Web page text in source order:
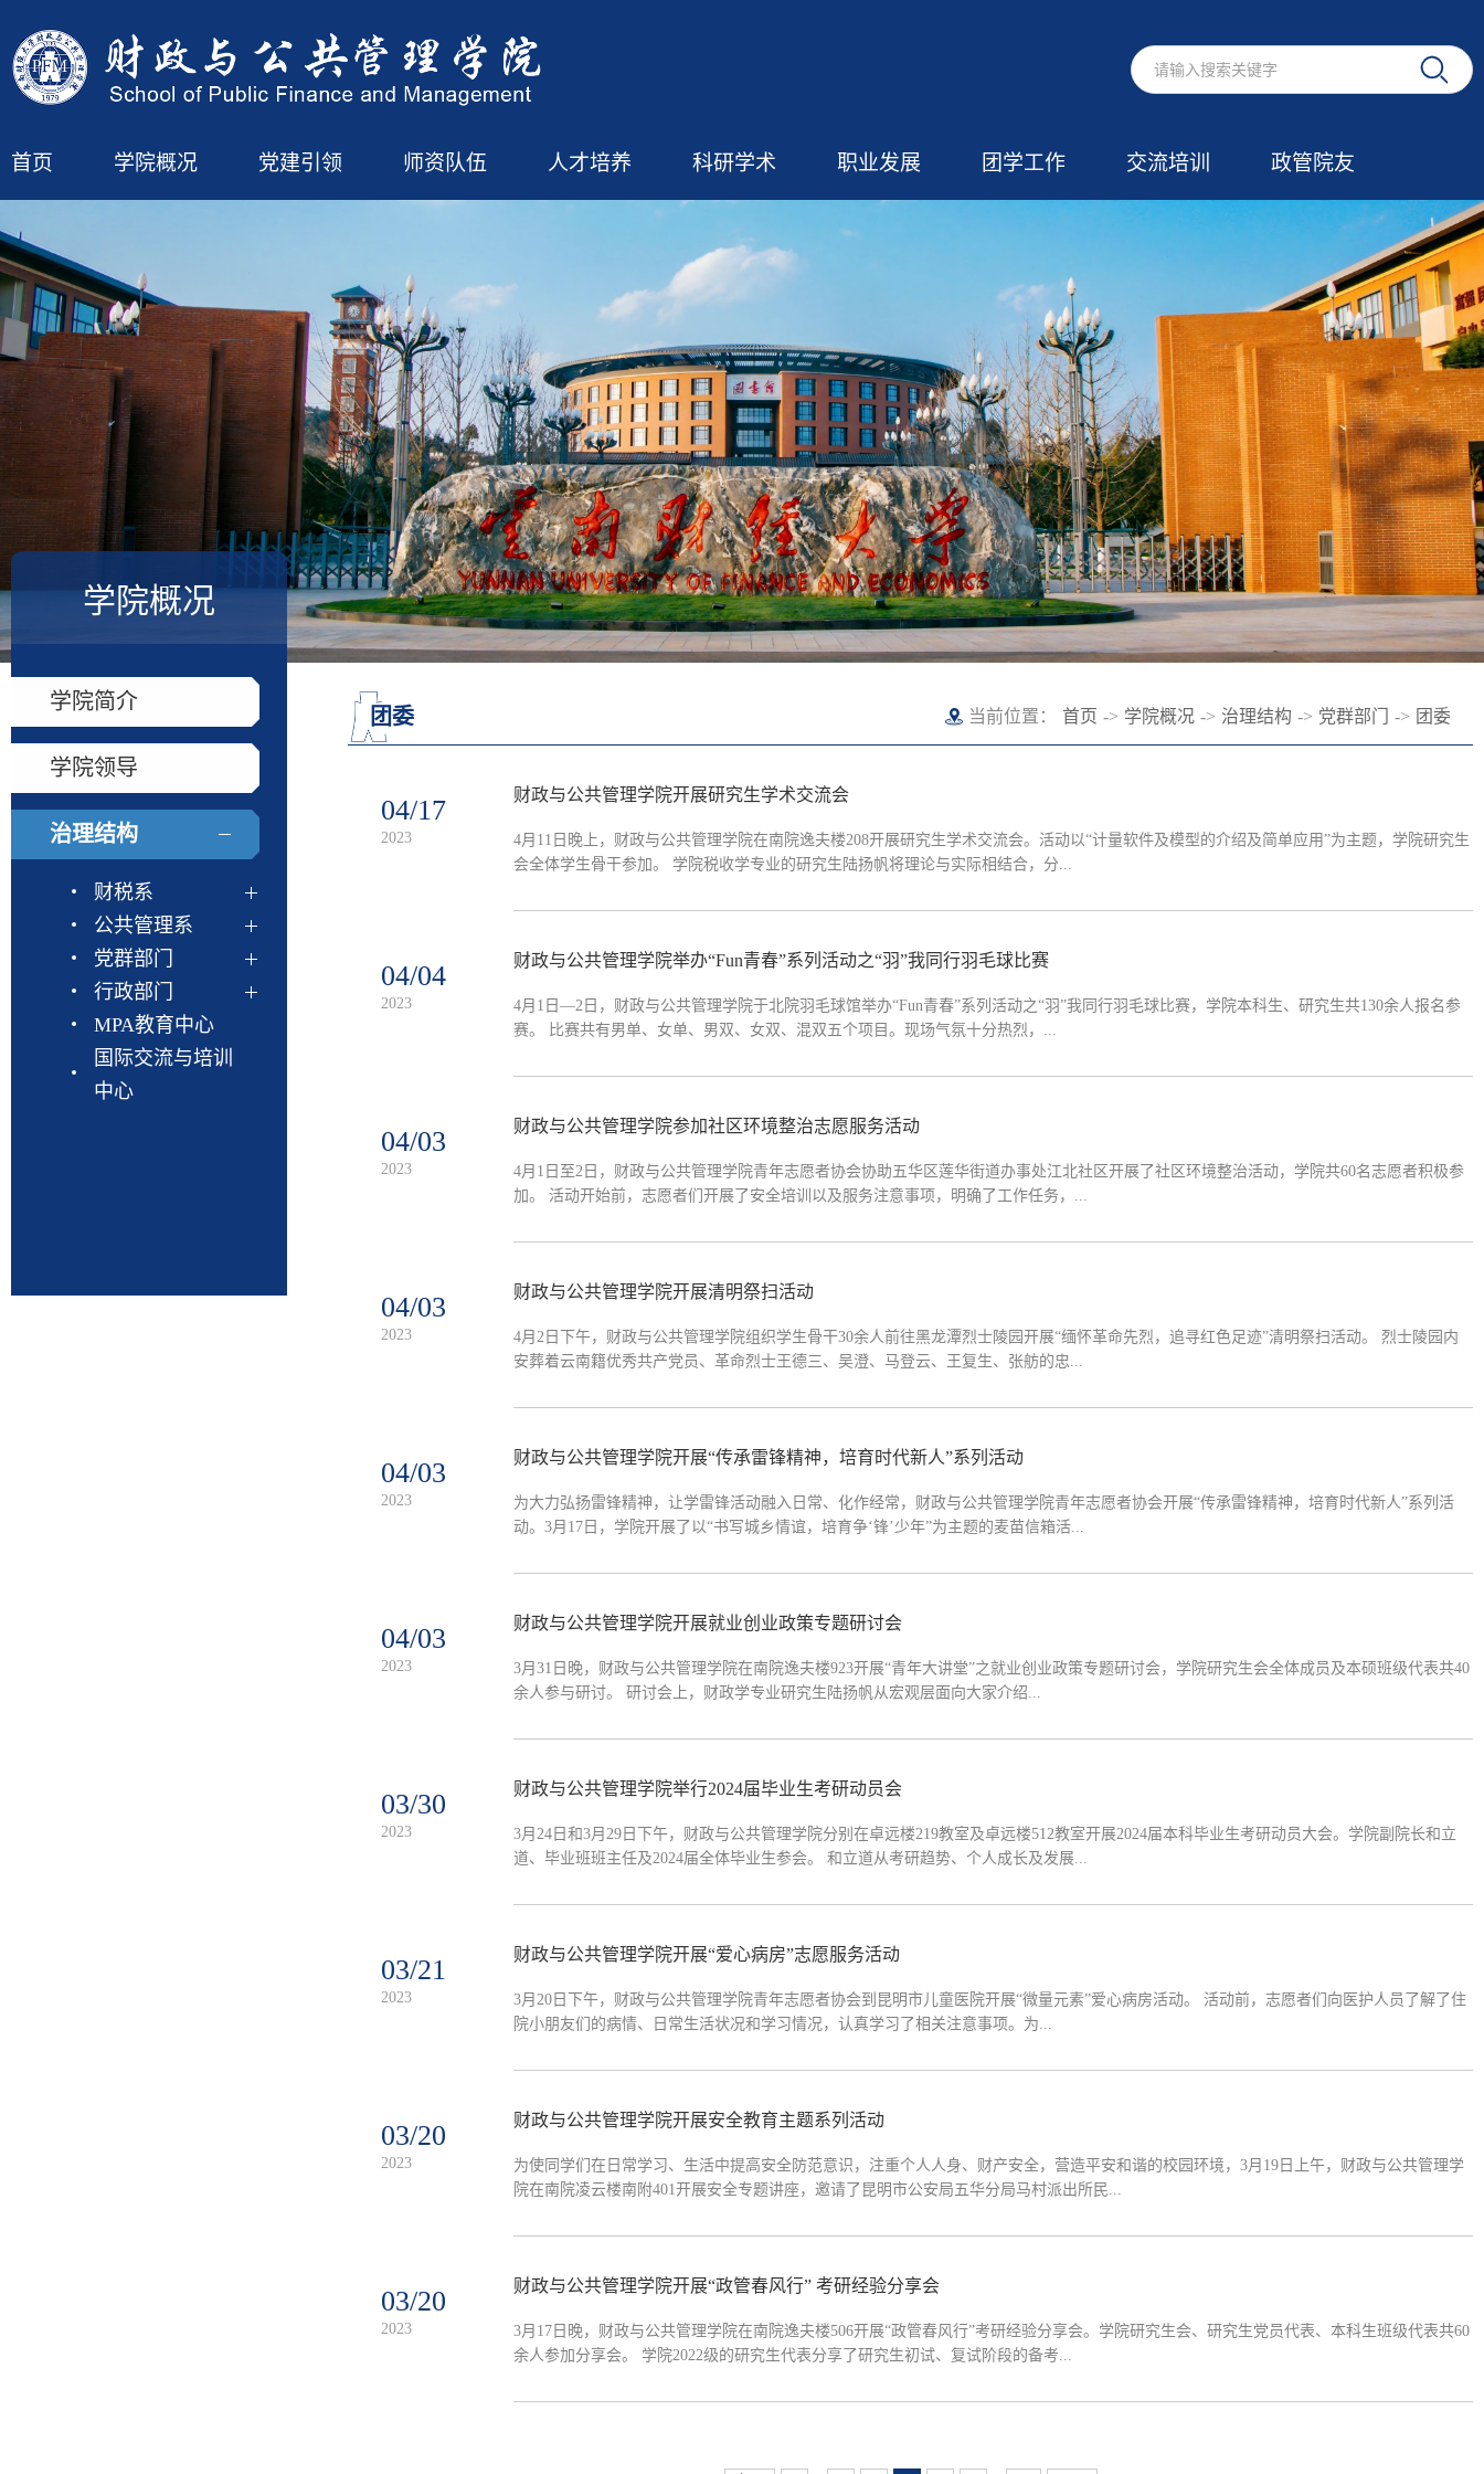
首页 学院概况 党建引领 师资队伍 人才培养 科研学术 职业发展 团学工作 交流培训 政管院友
学院概况
学院简介
学院领导
治理结构
财税系
公共管理系
党群部门
行政部门
MPA教育中心
国际交流与培训
中心
团委 当前位置： 首页 -> 学院概况 -> 治理结构 -> 党群部门 -> 团委
04/17
2023
财政与公共管理学院开展研究生学术交流会
4月11日晚上，财政与公共管理学院在南院逸夫楼208开展研究生学术交流会。活动以“计量软件及模型的介绍及简单应用”为主题，学院研究生
会全体学生骨干参加。 学院税收学专业的研究生陆扬帆将理论与实际相结合，分...
04/04
2023
财政与公共管理学院举办“Fun青春”系列活动之“羽”我同行羽毛球比赛
4月1日—2日，财政与公共管理学院于北院羽毛球馆举办“Fun青春”系列活动之“羽”我同行羽毛球比赛，学院本科生、研究生共130余人报名参
赛。 比赛共有男单、女单、男双、女双、混双五个项目。现场气氛十分热烈，...
04/03
2023
财政与公共管理学院参加社区环境整治志愿服务活动
4月1日至2日，财政与公共管理学院青年志愿者协会协助五华区莲华街道办事处江北社区开展了社区环境整治活动，学院共60名志愿者积极参
加。 活动开始前，志愿者们开展了安全培训以及服务注意事项，明确了工作任务，...
04/03
2023
财政与公共管理学院开展清明祭扫活动
4月2日下午，财政与公共管理学院组织学生骨干30余人前往黑龙潭烈士陵园开展“缅怀革命先烈，追寻红色足迹”清明祭扫活动。 烈士陵园内
安葬着云南籍优秀共产党员、革命烈士王德三、吴澄、马登云、王复生、张舫的忠...
04/03
2023
财政与公共管理学院开展“传承雷锋精神，培育时代新人”系列活动
为大力弘扬雷锋精神，让学雷锋活动融入日常、化作经常，财政与公共管理学院青年志愿者协会开展“传承雷锋精神，培育时代新人”系列活
动。3月17日，学院开展了以“书写城乡情谊，培育争‘锋’少年”为主题的麦苗信箱活...
04/03
2023
财政与公共管理学院开展就业创业政策专题研讨会
3月31日晚，财政与公共管理学院在南院逸夫楼923开展“青年大讲堂”之就业创业政策专题研讨会，学院研究生会全体成员及本硕班级代表共40
余人参与研讨。 研讨会上，财政学专业研究生陆扬帆从宏观层面向大家介绍...
03/30
2023
财政与公共管理学院举行2024届毕业生考研动员会
3月24日和3月29日下午，财政与公共管理学院分别在卓远楼219教室及卓远楼512教室开展2024届本科毕业生考研动员大会。学院副院长和立
道、毕业班班主任及2024届全体毕业生参会。 和立道从考研趋势、个人成长及发展...
03/21
2023
财政与公共管理学院开展“爱心病房”志愿服务活动
3月20日下午，财政与公共管理学院青年志愿者协会到昆明市儿童医院开展“微量元素”爱心病房活动。 活动前，志愿者们向医护人员了解了住
院小朋友们的病情、日常生活状况和学习情况，认真学习了相关注意事项。为...
03/20
2023
财政与公共管理学院开展安全教育主题系列活动
为使同学们在日常学习、生活中提高安全防范意识，注重个人人身、财产安全，营造平安和谐的校园环境，3月19日上午，财政与公共管理学
院在南院凌云楼南附401开展安全专题讲座，邀请了昆明市公安局五华分局马村派出所民...
03/20
2023
财政与公共管理学院开展“政管春风行” 考研经验分享会
3月17日晚，财政与公共管理学院在南院逸夫楼506开展“政管春风行”考研经验分享会。学院研究生会、研究生党员代表、本科生班级代表共60
余人参加分享会。 学院2022级的研究生代表分享了研究生初试、复试阶段的备考...